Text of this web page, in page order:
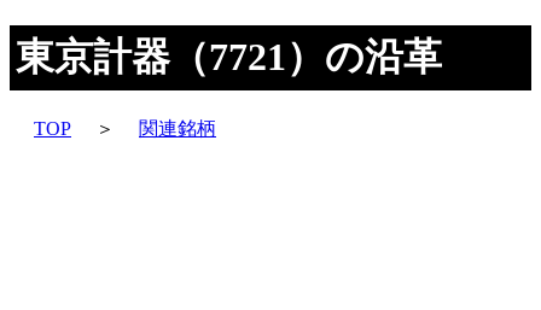
東京計器（7721）の沿革
TOP ＞ 関連銘柄